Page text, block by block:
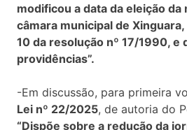
modificou a data da eleição
câmara municipal de
10 da resolução nº 17/1990, e
providências”.
-Em discussão, para primeira
Lei nº 22/2025, de autoria do
“Dispõe sobre a redução da